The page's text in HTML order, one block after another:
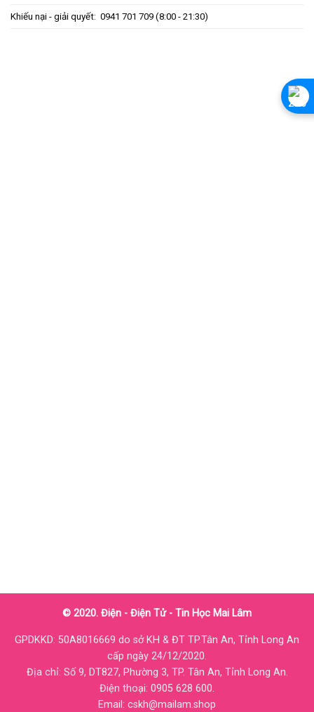
Khiếu nại - giải quyết: 0941 701 709 (8:00 - 21:30)
© 2020. Điện - Điện Tử - Tin Học Mai Lâm
GPDKKD: 50A8016669 do sở KH & ĐT TP.Tân An, Tỉnh Long An
cấp ngày 24/12/2020.
Địa chỉ: Số 9, DT827, Phường 3, TP. Tân An, Tỉnh Long An.
Điện thoại: 0905 628 600.
Email: cskh@mailam.shop